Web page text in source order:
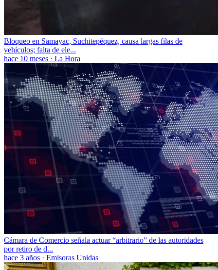
Bloqueo en Samayac, Suchitepéquez, causa largas filas de
vehículos; falta de ele...
hace 10 meses · La Hora
Cámara de Comercio señala actuar “arbitrario” de las autoridades
por retiro de d...
hace 3 años · Emisoras Unidas